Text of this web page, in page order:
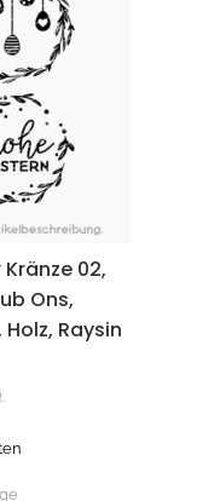
02,
Ons,
Raysin